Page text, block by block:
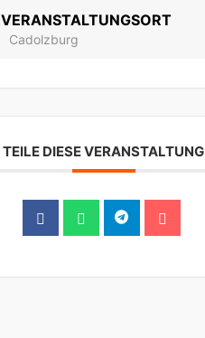
VERANSTALTUNGSORT
Cadolzburg
TEILE DIESE VERANSTALTUNG